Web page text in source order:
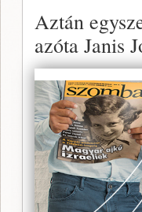
Aztán
azóta Janis